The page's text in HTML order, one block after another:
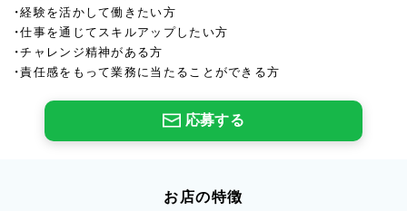
・経験を活かして働きたい方
・仕事を通じてスキルアップしたい方
・チャレンジ精神がある方
・責任感をもって業務に当たることができる方
応募する
お店の特徴